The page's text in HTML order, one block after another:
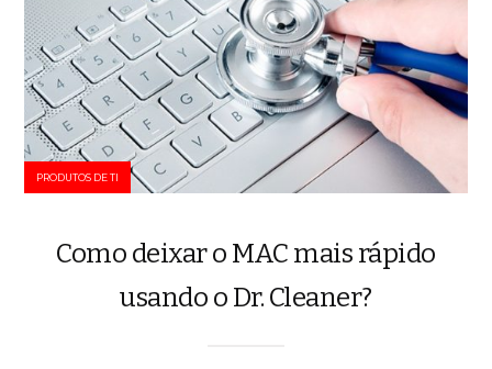
PRODUTOS DE TI
Como deixar o MAC mais rápido
usando o Dr. Cleaner?